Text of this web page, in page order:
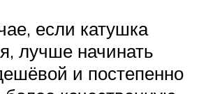
если катушка
лучше начинать
и постепенно